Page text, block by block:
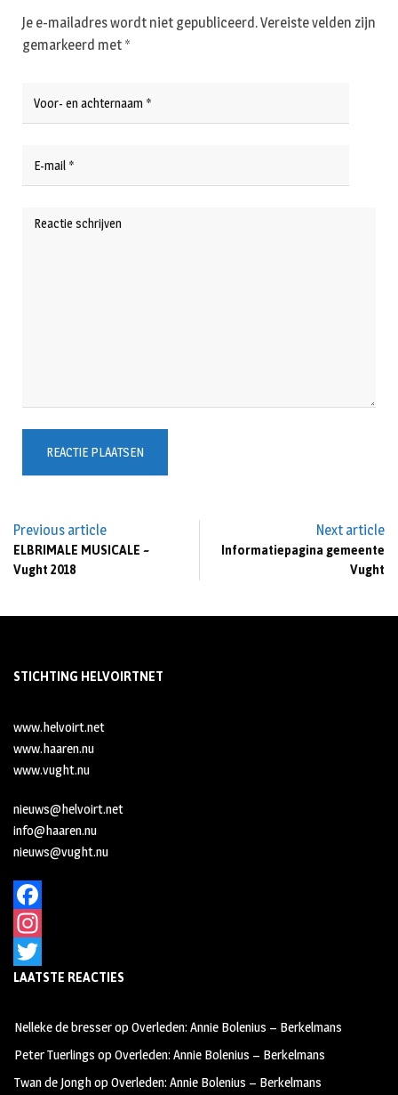
Previous article
ELBRIMALE MUSICALE ~
Vught 2018
Next article
Informatiepagina gemeente
Vught
Je e-mailadres wordt niet gepubliceerd.Vereiste velden zijn
gemarkeerd met *
STICHTING HELVOIRTNET
www.helvoirt.net
www.haaren.nu
www.vught.nu
nieuws@helvoirt.net
info@haaren.nu
nieuws@vught.nu
F
a
c
b
o
n
t
a
T
i
t
LAATSTE REACTIES
Nelleke de bresseropOverleden: Annie Bolenius – Berkelmans
Peter Tuerlings opOverleden: Annie Bolenius – Berkelmans
Twan de JonghopOverleden: Annie Bolenius – Berkelmans